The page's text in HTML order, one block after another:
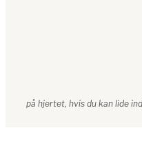
på hjertet, hvis du kan lide